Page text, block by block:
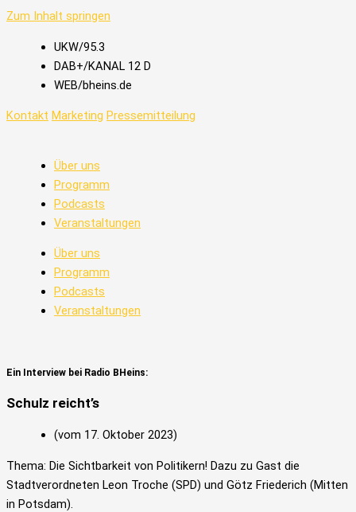
Zum Inhalt springen
UKW/95.3
DAB+/KANAL 12 D
WEB/bheins.de
Kontakt Marketing Pressemitteilung
Über uns
Programm
Podcasts
Veranstaltungen
Über uns
Programm
Podcasts
Veranstaltungen
Ein Interview bei Radio BHeins:
Schulz reicht’s
(vom 17. Oktober 2023)
Thema: Die Sichtbarkeit von Politikern! Dazu zu Gast die
Stadtverordneten Leon Troche (SPD) und Götz Friederich (Mitten
in Potsdam).